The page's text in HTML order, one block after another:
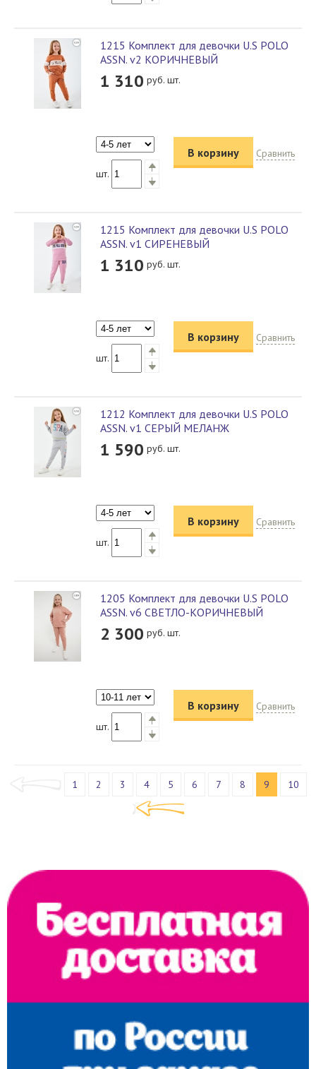
1215 Комплект для девочки U.S POLO
ASSN. v2 КОРИЧНЕВЫЙ
1 310 руб. шт.
шт.
В корзину Сравнить
1215 Комплект для девочки U.S POLO
ASSN. v1 СИРЕНЕВЫЙ
1 310 руб. шт.
шт.
В корзину Сравнить
1212 Комплект для девочки U.S POLO
ASSN. v1 СЕРЫЙ МЕЛАНЖ
1 590 руб. шт.
шт.
В корзину Сравнить
1205 Комплект для девочки U.S POLO
ASSN. v6 СВЕТЛО-КОРИЧНЕВЫЙ
2 300 руб. шт.
шт.
В корзину Сравнить
1 2 3 4 5 6 7 8 9 10